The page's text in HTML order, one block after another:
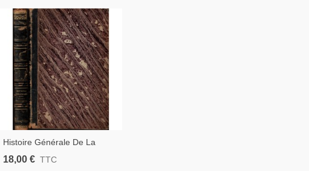
Histoire Générale De La
Révolution Française,
18,00 € TTC